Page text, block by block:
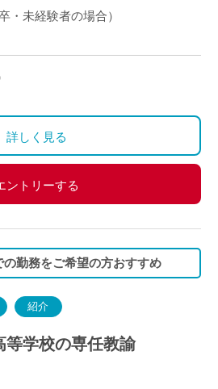
・未経験者の場合）
、年俸に含む。年間4.3か月分）
査定による
険・厚生年金
日（行事等にて休日出勤の可能性
休を取得）
詳しく見る
ントリーする
勤務をご希望の方おすすめ
紹介
等学校の専任教諭